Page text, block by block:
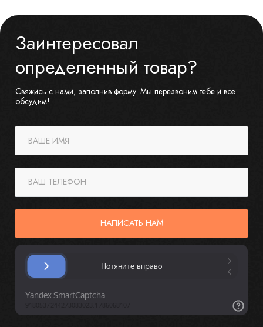
Заинтересовал
определенный товар?
Свяжись с нами, заполнив форму. Мы перезвоним тебе и все
обсудим!
ВАШЕ ИМЯ
ВАШ ТЕЛЕФОН
НАПИСАТЬ НАМ